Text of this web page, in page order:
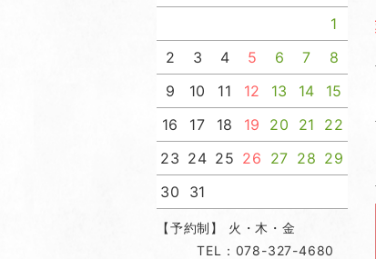
1
2
3 4 5 6 7
8
9
10 11 12 13 14
15
16
17 18 19 20 21
22
23 24 25 26 27 28 29
30
31
【予約制】 火・木・金
TEL：078-327-4680